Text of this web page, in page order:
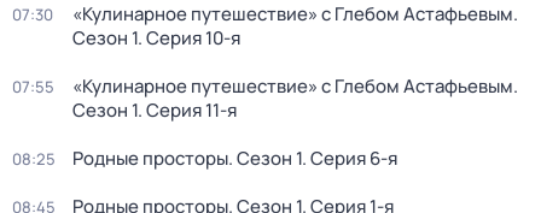
07:30 «Кулинарное путешествие» с Глебом Астафьевым.
Сезон 1. Серия 10-я
07:55 «Кулинарное путешествие» с Глебом Астафьевым.
Сезон 1. Серия 11-я
08:25 Pодные просторы. Сезон 1. Серия 6-я
08:45 Pодные просторы. Сезон 1. Серия 1-я